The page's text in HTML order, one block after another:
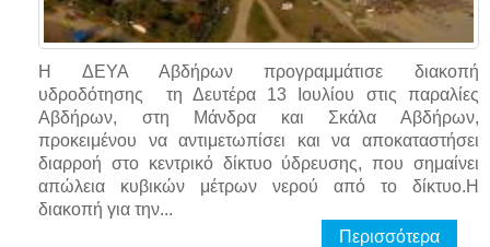
Η ΔΕΥΑ Αβδήρων προγραμμάτισε διακοπή
υδροδότησης τη Δευτέρα 13 Ιουλίου στις παραλίες
Αβδήρων, στη Μάνδρα και Σκάλα Αβδήρων,
προκειμένου να αντιμετωπίσει και να αποκαταστήσει
διαρροή στο κεντρικό δίκτυο ύδρευσης, που σημαίνει
απώλεια κυβικών μέτρων νερού από το δίκτυο.Η
διακοπή για την...
Περισσότερα